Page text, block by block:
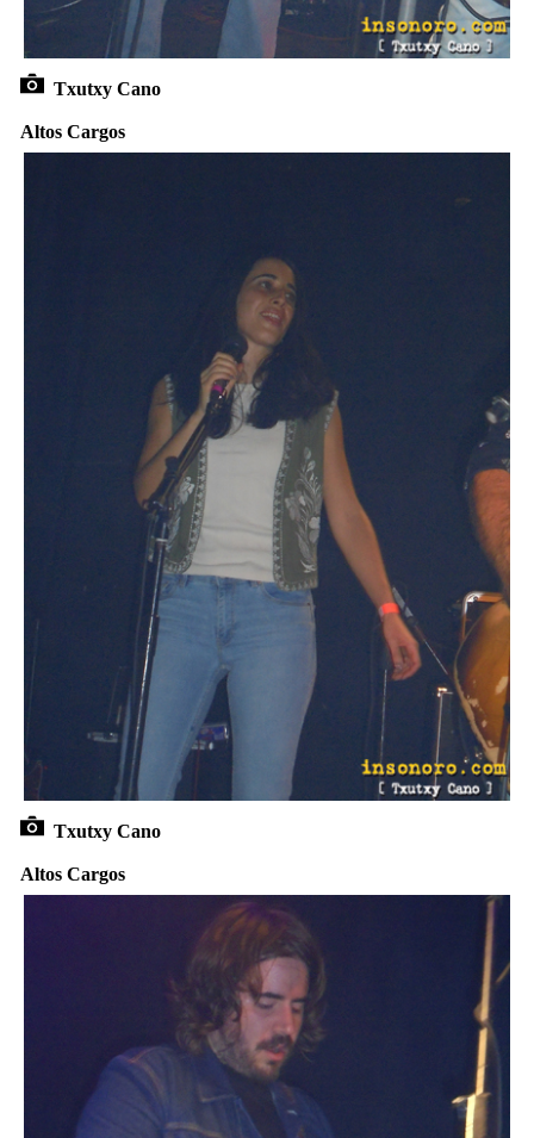
Txutxy Cano
Altos Cargos
Txutxy Cano
Altos Cargos